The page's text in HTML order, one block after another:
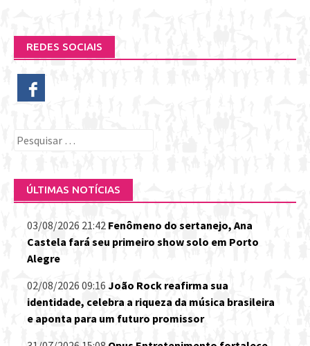
REDES SOCIAIS
Pesquisar
ÚLTIMAS NOTÍCIAS
03/08/2026 21:42 Fenômeno do sertanejo, Ana
Castela fará seu primeiro show solo em Porto
Alegre
02/08/2026 09:16 João Rock reafirma sua
identidade, celebra a riqueza da música brasileira
e aponta para um futuro promissor